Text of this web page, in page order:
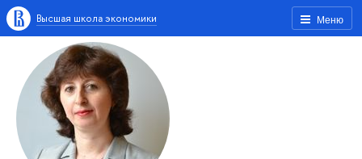
Меню
Высшая школа экономики